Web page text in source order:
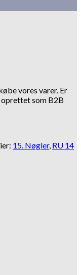
vores varer. Er
oprettet som B2B
15. Nøgler, RU 14